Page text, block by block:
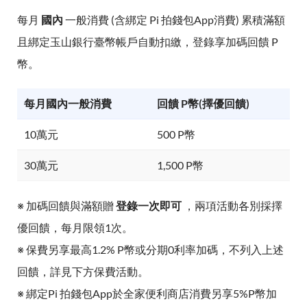
每月 國內 一般消費 (含綁定 Pi 拍錢包App消費) 累積滿額
且綁定玉山銀行臺幣帳戶自動扣繳，登錄享加碼回饋 P
幣。
每月國內一般消費 回饋 P幣(擇優回饋)
10萬元 500 P幣
30萬元 1,500 P幣
※ 加碼回饋與滿額贈登錄一次即可 ，兩項活動各別採擇
優回饋，每月限領1次。
※ 保費另享最高1.2% P幣或分期0利率加碼，不列入上述
回饋，詳見下方保費活動。
※ 綁定Pi 拍錢包App於全家便利商店消費另享5%P幣加